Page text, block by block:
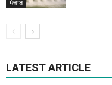
ਪੰਜਾਬ
LATEST ARTICLE